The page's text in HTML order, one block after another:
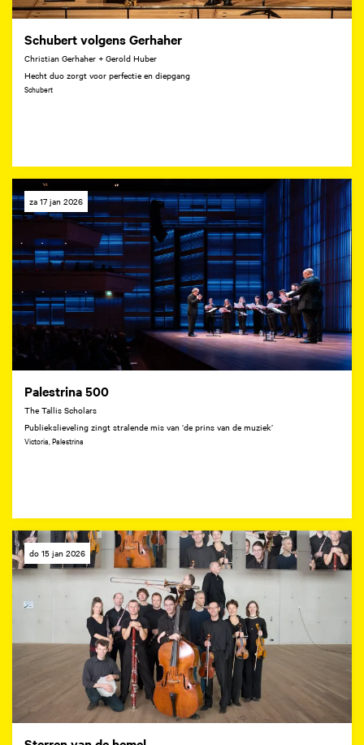
Schubert volgens Gerhaher
Christian Gerhaher + Gerold Huber
Hecht duo zorgt voor perfectie en diepgang
Schubert
Palestrina 500
The Tallis Scholars
Publiekslieveling zingt stralende mis van ‘de prins van de muziek’
Victoria, Palestrina
za 17 jan 2026
do 15 jan 2026